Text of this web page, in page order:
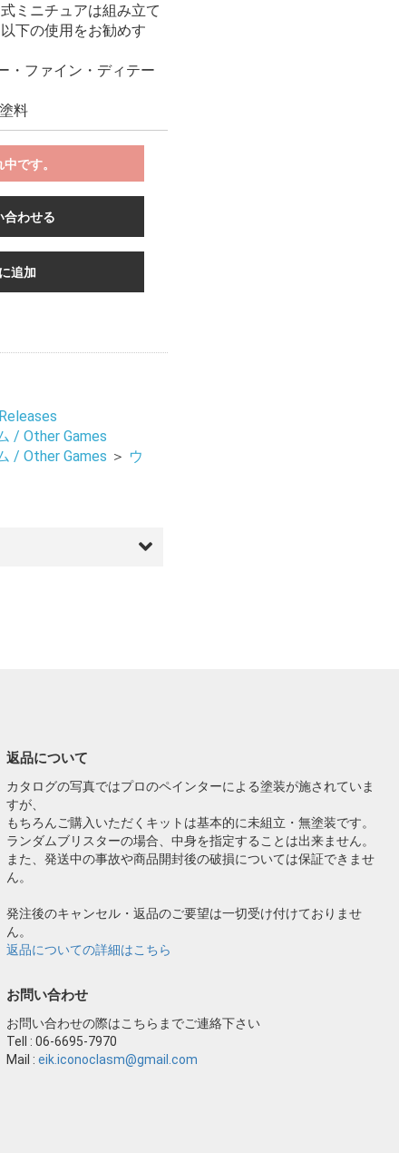
ミニチュアは組み立て
下の使用をお勧めす
・ファイン・ディテー
料
です。
合わせる
追加
/ Other Games
/ Other Games ＞ ウ
返品について
カタログの写真ではプロのペインターによる塗装が施されていま
すが、
もちろんご購入いただくキットは基本的に未組立・無塗装です。
ランダムブリスターの場合、中身を指定することは出来ません。
また、発送中の事故や商品開封後の破損については保証できませ
ん。
発注後のキャンセル・返品のご要望は一切受け付けておりませ
ん。
返品についての詳細はこちら
お問い合わせ
お問い合わせの際はこちらまでご連絡下さい
Tell : 06-6695-7970
Mail : eik.iconoclasm@gmail.com